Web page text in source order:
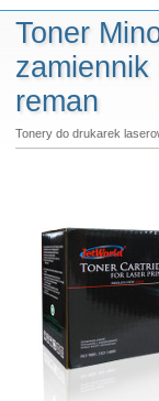
Toner
reman
Tonery do drukarek